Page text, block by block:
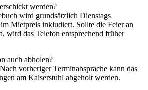
werden?
wird grundsätzlich Dienstags
im Mietpreis inkludiert. Sollte die Feier an
wird das Telefon entsprechend früher
auch abholen?
Nach vorherigerTerminabsprache kann das
am Kaiserstuhl abgeholt werden.